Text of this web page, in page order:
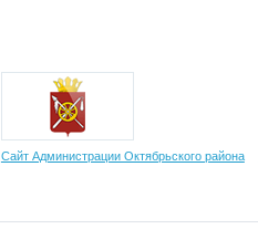
Сайт Администрации Октябрьского района